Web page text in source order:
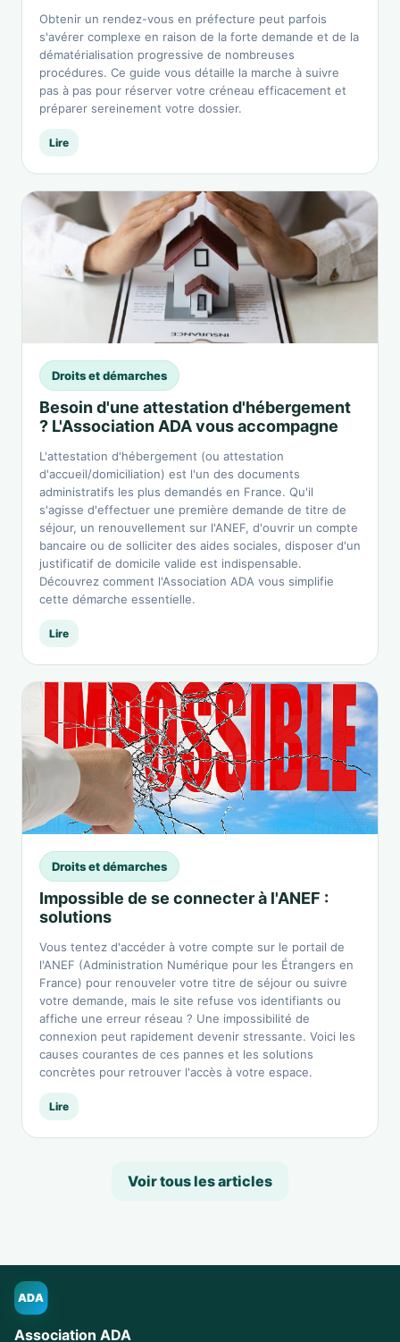
Obtenir un rendez-vous en préfecture peut parfois
s'avérer complexe en raison de la forte demande et de la
dématérialisation progressive de nombreuses
procédures. Ce guide vous détaille la marche à suivre
pas à pas pour réserver votre créneau efficacement et
préparer sereinement votre dossier.
Lire
Droits et démarches
Besoin d'une attestation d'hébergement
? L'Association ADA vous accompagne
L'attestation d'hébergement (ou attestation
d'accueil/domiciliation) est l'un des documents
administratifs les plus demandés en France. Qu'il
s'agisse d'effectuer une première demande de titre de
séjour, un renouvellement sur l'ANEF, d'ouvrir un compte
bancaire ou de solliciter des aides sociales, disposer d'un
justificatif de domicile valide est indispensable.
Découvrez comment l'Association ADA vous simplifie
cette démarche essentielle.
Lire
Droits et démarches
Impossible de se connecter à l'ANEF :
solutions
Vous tentez d'accéder à votre compte sur le portail de
l'ANEF (Administration Numérique pour les Étrangers en
France) pour renouveler votre titre de séjour ou suivre
votre demande, mais le site refuse vos identifiants ou
affiche une erreur réseau ? Une impossibilité de
connexion peut rapidement devenir stressante. Voici les
causes courantes de ces pannes et les solutions
concrètes pour retrouver l'accès à votre espace.
Lire
Voir tous les articles
ADA
Association ADA